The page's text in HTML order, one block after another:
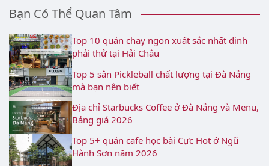
Bạn Có Thể Quan Tâm
Top 10 quán chay ngon xuất sắc nhất định
phải thử tại Hải Châu
Top 5 sân Pickleball chất lượng tại Đà Nẵng
mà bạn nên biết
Địa chỉ Starbucks Coffee ở Đà Nẵng và Menu,
Bảng giá 2026
Top 5+ quán cafe học bài Cực Hot ở Ngũ
Hành Sơn năm 2026